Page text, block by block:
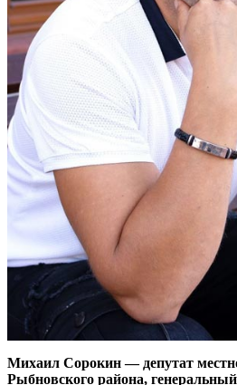
Михаил Сорокин — депутат
Рыбновского района,